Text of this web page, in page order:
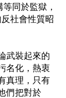
同於監獄，
社會性質昭
武裝起來的
名化，熱衷
真理，只有
們把對於